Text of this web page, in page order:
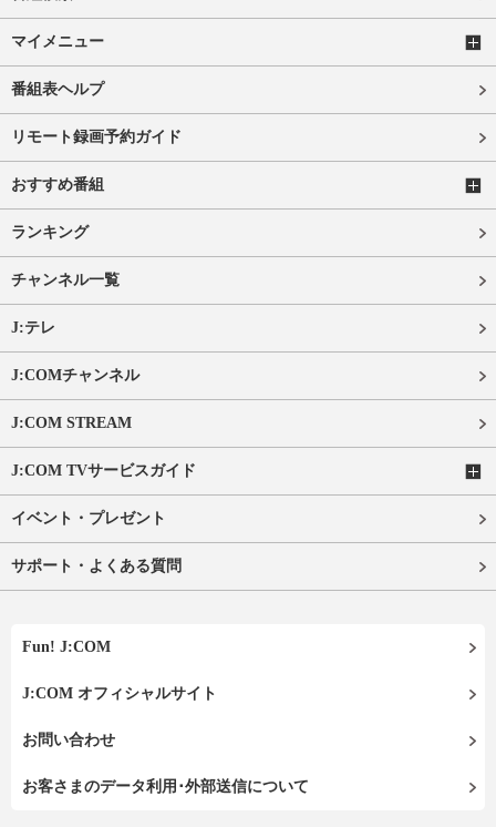
マイメニュー
番組表ヘルプ
リモート録画予約ガイド
おすすめ番組
ランキング
チャンネル一覧
J:テレ
J:COMチャンネル
J:COM STREAM
J:COM TVサービスガイド
イベント・プレゼント
サポート・よくある質問
Fun! J:COM
J:COM オフィシャルサイト
お問い合わせ
お客さまのデータ利用･外部送信について